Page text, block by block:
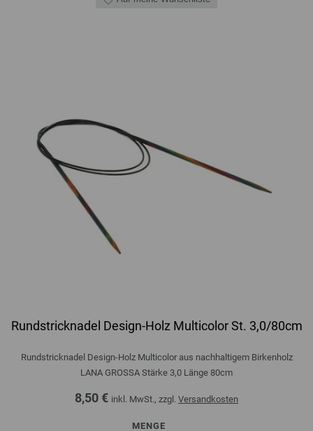
Rundstricknadel Design-Holz Multicolor St. 3,0/80cm
Rundstricknadel Design-Holz Multicolor aus nachhaltigem Birkenholz
LANA GROSSA Stärke 3,0 Länge 80cm
8,50 € inkl. MwSt., zzgl. Versandkosten
MENGE